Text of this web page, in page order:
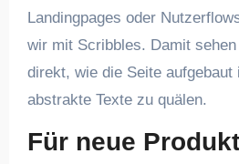
Landingpages oder
wir mit Scribbles. Damit
direkt, wie die Seite
abstrakte Texte zu quälen.
Für neue